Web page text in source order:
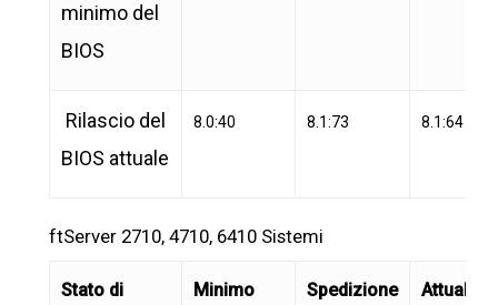
minimo del
BIOS
Rilascio del
BIOS attuale
8.0:40 8.1:73 8.1:64
ftServer 2710, 4710, 6410 Sistemi
Stato di
Minimo
Spedizione
Attuale